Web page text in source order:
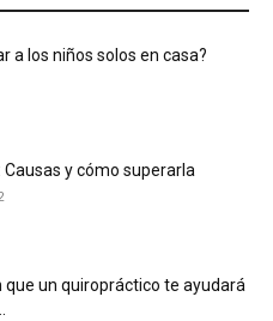
a los niños solos en casa?
Causas y cómo superarla
que un quiropráctico te ayudará